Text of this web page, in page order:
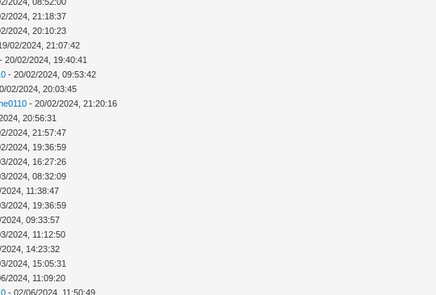
2024, 21:18:37
2024, 20:10:23
02/2024, 21:07:42
- 20/02/2024, 19:40:41
- 20/02/2024, 09:53:42
02/2024, 20:03:45
- 20/02/2024, 21:20:16
20:56:31
2024, 21:57:47
2024, 19:36:59
2024, 16:27:26
2024, 08:32:09
11:38:47
2024, 19:36:59
09:33:57
2024, 11:12:50
14:23:32
2024, 15:05:31
2024, 11:09:20
- 02/06/2024, 11:50:49